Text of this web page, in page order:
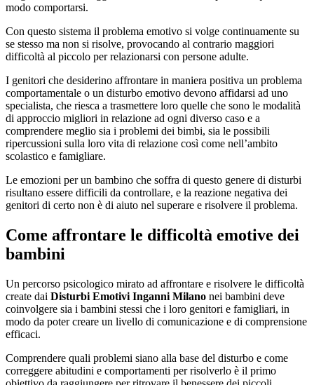
modo comportarsi.
Con questo sistema il problema emotivo si volge continuamente su
se stesso ma non si risolve, provocando al contrario maggiori
difficoltà al piccolo per relazionarsi con persone adulte.
I genitori che desiderino affrontare in maniera positiva un problema
comportamentale o un disturbo emotivo devono affidarsi ad uno
specialista, che riesca a trasmettere loro quelle che sono le modalità
di approccio migliori in relazione ad ogni diverso caso e a
comprendere meglio sia i problemi dei bimbi, sia le possibili
ripercussioni sulla loro vita di relazione così come nell’ambito
scolastico e famigliare.
Le emozioni per un bambino che soffra di questo genere di disturbi
risultano essere difficili da controllare, e la reazione negativa dei
genitori di certo non è di aiuto nel superare e risolvere il problema.
Come affrontare le difficoltà emotive dei
bambini
Un percorso psicologico mirato ad affrontare e risolvere le difficoltà
create dai Disturbi Emotivi Inganni Milano nei bambini deve
coinvolgere sia i bambini stessi che i loro genitori e famigliari, in
modo da poter creare un livello di comunicazione e di comprensione
efficaci.
Comprendere quali problemi siano alla base del disturbo e come
correggere abitudini e comportamenti per risolverlo è il primo